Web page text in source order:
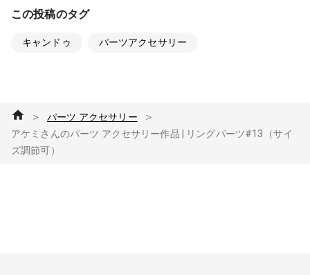
この投稿のタグ
キャンドゥ パーツアクセサリー
＞ パーツ アクセサリー ＞
アケミさんのパーツ アクセサリー作品 | リングパーツ#13（サイ
ズ調節可）